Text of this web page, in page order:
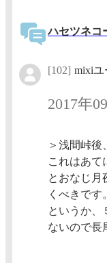
ハセツネコ
[102] mixiユ
2017年
＞浅間峠
これはあて
とおなじ月
くべきです。
というか、
ないので長